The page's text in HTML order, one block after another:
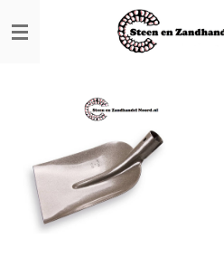
direct
hoofdinhoud